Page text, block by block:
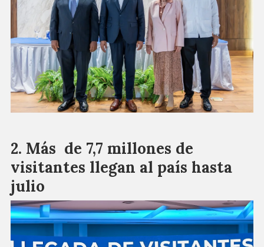
Más de 7,7 millones de
visitantes llegan al país hasta
julio